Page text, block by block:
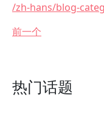
/zh-hans/blog-
前一个
热门话题